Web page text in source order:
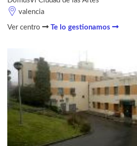
valencia
Ver centro Te lo gestionamos